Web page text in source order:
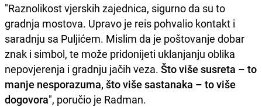
"Raznolikost vjerskih zajednica, sigurno da su to
gradnja mostova. Upravo je reis pohvalio kontakt i
saradnju sa Puljićem. Mislim da je poštovanje dobar
znak i simbol, te može pridonijeti uklanjanju oblika
nepovjerenja i gradnju jačih veza. Što više susreta – to
manje nesporazuma, što više sastanaka – to više
dogovora", poručio je Radman.